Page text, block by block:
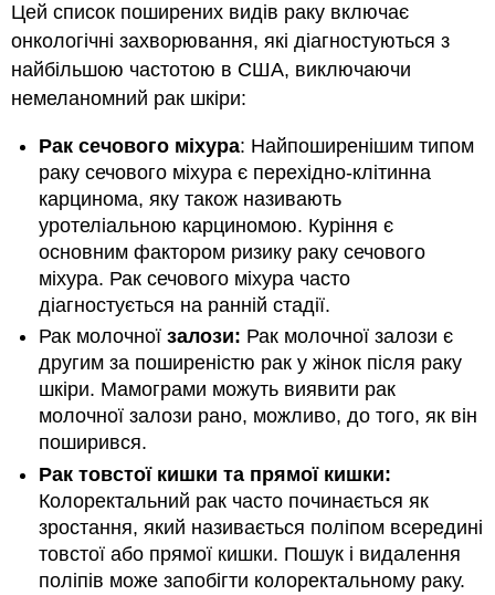
Цей список поширених видів раку включає
онкологічні захворювання, які діагностуються з
найбільшою частотою в США, виключаючи
немеланомний рак шкіри:
Рак сечового міхура: Найпоширенішим типом
раку сечового міхура є перехідно-клітинна
карцинома, яку також називають
уротеліальною карциномою. Куріння є
основним фактором ризику раку сечового
міхура. Рак сечового міхура часто
діагностується на ранній стадії.
Рак молочноїзалози: Рак молочної залози є
другим за поширеністю рак у жінок після раку
шкіри. Мамограми можуть виявити рак
молочної залози рано, можливо, до того, як він
поширився.
Рак товстої кишки та прямої кишки:
Колоректальний рак часто починається як
зростання, який називається поліпом всередині
товстої або прямої кишки. Пошук і видалення
поліпів може запобігти колоректальному раку.